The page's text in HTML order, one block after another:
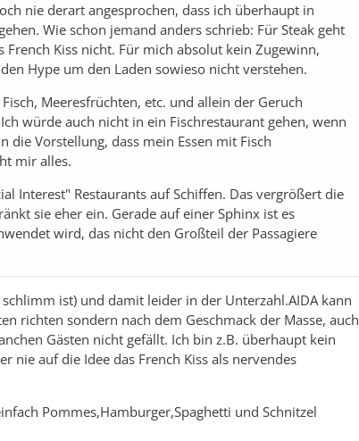
nie derart angesprochen, dass ich überhaupt in
Wie schon jemand anders schrieb: Für Steak geht
French Kiss nicht. Für mich absolut kein Zugewinn,
Hype um den Laden sowieso nicht verstehen.
Meeresfrüchten, etc. und allein der Geruch
würde auch nicht in ein Fischrestaurant gehen, wenn
die Vorstellung, dass mein Essen mit Fisch
mir alles.
Interest" Restaurants auf Schiffen. Das vergrößert die
sie eher ein. Gerade auf einer Sphinx ist es
wird, das nicht den Großteil der Passagiere
ist) und damit leider in der Unterzahl.AIDA kann
richten sondern nach dem Geschmack der Masse, auch
Gästen nicht gefällt. Ich bin z.B. überhaupt kein
nie auf die Idee das French Kiss als nervendes
Pommes,Hamburger,Spaghetti und Schnitzel